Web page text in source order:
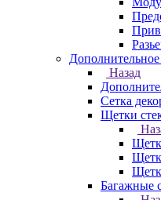
Назад
Сетка
Щетки
Багажные